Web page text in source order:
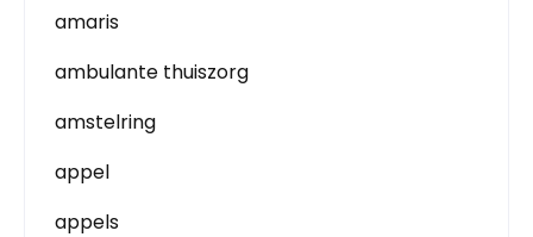
amaris
ambulante thuiszorg
amstelring
appel
appels